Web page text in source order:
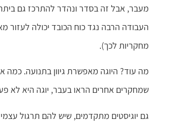
מעבר, אבל זה בסדר ונהדר להתרכז גם
העבודה הרבה נגד כוח הכובד יכולה לעזור
מחקריות לכך).
מה עוד? היוגה מאפשרת גיוון בתנועה. כמה
שמחקרים אחרים הראו בעבר, יוגה היא לא
גם יוגיסטים מתקדמים, שיש להם תרגול עצמי